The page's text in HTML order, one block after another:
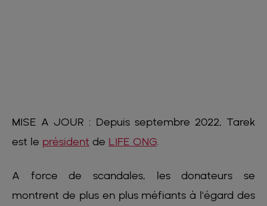
MISE A JOUR : Depuis septembre 2022, Tarek
est le président de LIFE ONG
A force de scandales, les donateurs se
montrent de plus en plus méfiants à l'égard des